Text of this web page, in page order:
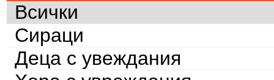
Всички
Сираци
Деца с увеждания